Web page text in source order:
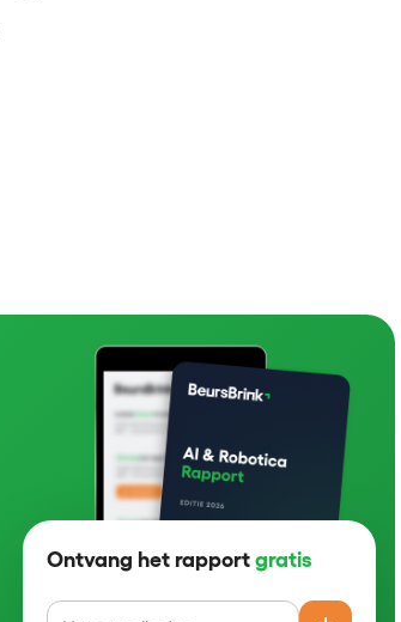
Ontvang het rapport gratis